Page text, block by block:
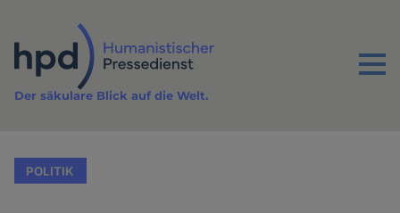
Inhalt
Menu
Der säkulare Blick auf die Welt.
POLITIK